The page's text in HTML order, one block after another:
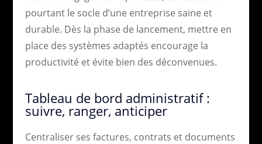
pourtant le socle d’une entreprise saine et
durable. Dès la phase de lancement, mettre en
place des systèmes adaptés encourage la
productivité et évite bien des déconvenues.
Tableau de bord administratif :
suivre, ranger, anticiper
Centraliser ses factures, contrats et documents